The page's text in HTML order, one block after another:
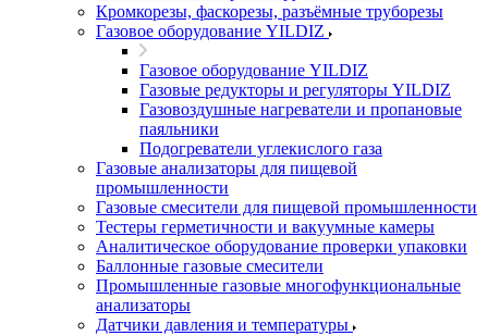
Кромкорезы, фаскорезы, разъёмные труборезы
Газовое оборудование YILDIZ
Газовое оборудование YILDIZ
Газовые редукторы и регуляторы YILDIZ
Газовоздушные нагреватели и пропановые
паяльники
Подогреватели углекислого газа
Газовые анализаторы для пищевой
промышленности
Газовые смесители для пищевой промышленности
Тестеры герметичности и вакуумные камеры
Аналитическое оборудование проверки упаковки
Баллонные газовые смесители
Промышленные газовые многофункциональные
анализаторы
Датчики давления и температуры